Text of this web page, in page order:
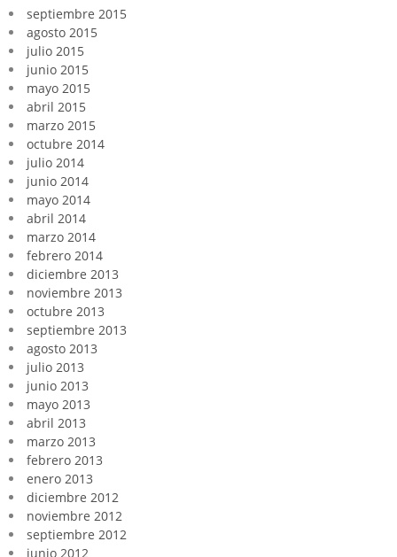
septiembre 2015
agosto 2015
julio 2015
junio 2015
mayo 2015
abril 2015
marzo 2015
octubre 2014
julio 2014
junio 2014
mayo 2014
abril 2014
marzo 2014
febrero 2014
diciembre 2013
noviembre 2013
octubre 2013
septiembre 2013
agosto 2013
julio 2013
junio 2013
mayo 2013
abril 2013
marzo 2013
febrero 2013
enero 2013
diciembre 2012
noviembre 2012
septiembre 2012
junio 2012